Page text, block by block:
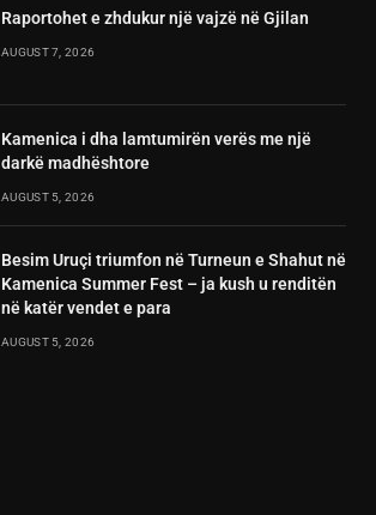
Raportohet e zhdukur një vajzë në Gjilan
AUGUST 7, 2026
Kamenica i dha lamtumirën verës me një
darkë madhështore
AUGUST 5, 2026
Besim Uruçi triumfon në Turneun e Shahut në
Kamenica Summer Fest – ja kush u renditën
në katër vendet e para
AUGUST 5, 2026